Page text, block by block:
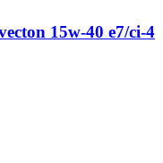
15w-40 e7/ci-4